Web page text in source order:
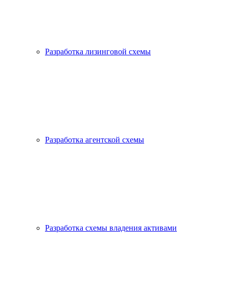
Разработка лизинговой схемы
Разработка агентской схемы
Разработка схемы владения активами